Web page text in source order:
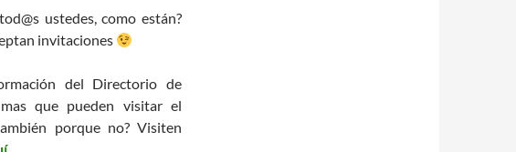
ustedes, como están?
invitaciones
del Directorio de
que pueden visitar el
porque no? Visiten